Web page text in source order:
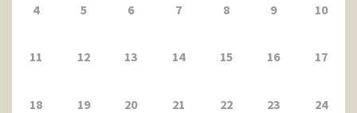
4 5 6 7 8 9 10
11 12 13 14 15 16 17
18 19 20 21 22 23 24